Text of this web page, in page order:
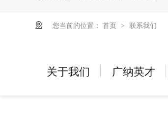
您当前的位置： 首页 > 联系我们
关于我们 广纳英才